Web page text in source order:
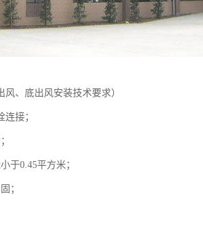
、底出风安装技术要求）
接；
于0.45平方米；
；